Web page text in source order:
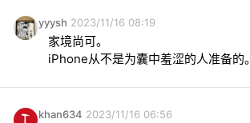
yyysh 2023/11/16 08:19
家境尚可。
iPhone从不是为囊中羞涩的人准备的。
khan634 2023/11/16 06:56